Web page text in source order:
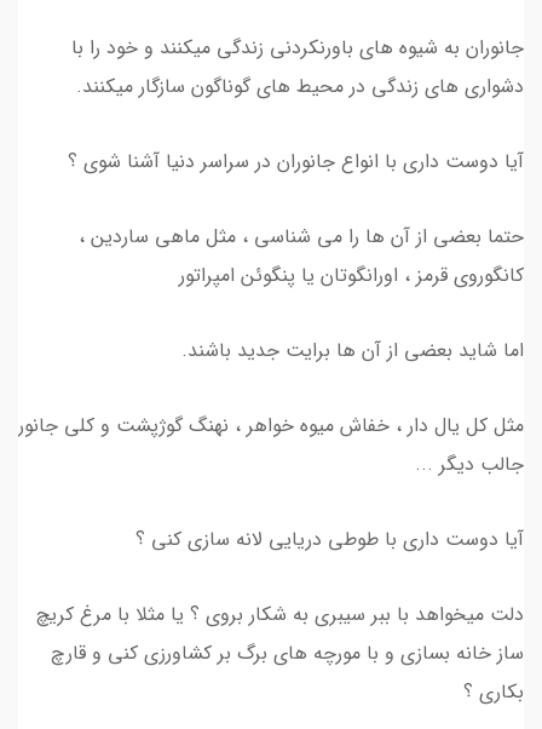
جانوران به شیوه های باورنکردنی زندگی میکنند و خود را با
دشواری های زندگی در محیط های گوناگون سازگار میکنند.
آیا دوست داری با انواع جانوران در سراسر دنیا آشنا شوی ؟
حتما بعضی از آن ها را می شناسی ، مثل ماهی ساردین ،
کانگوروی قرمز ، اورانگوتان یا پنگوئن امپراتور
اما شاید بعضی از آن ها برایت جدید باشند.
مثل کل یال دار ، خفاش میوه خواهر ، نهنگ گوژپشت و کلی جانور
جالب دیگر ...
آیا دوست داری با طوطی دریایی لانه سازی کنی ؟
دلت میخواهد با ببر سیبری به شکار بروی ؟ یا مثلا با مرغ کریچ
ساز خانه بسازی و با مورچه های برگ بر کشاورزی کنی و قارچ
بکاری ؟